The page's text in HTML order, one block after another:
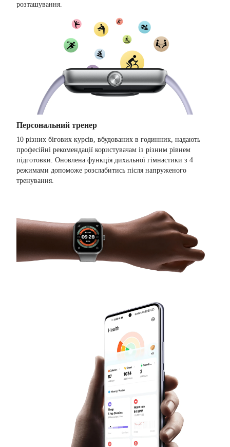
розташування.
Персональний тренер
10 різних бігових курсів, вбудованих в годинник, надають
професійні рекомендації користувачам із різним рівнем
підготовки. Оновлена ​​функція дихальної гімнастики з 4
режимами допоможе розслабитись після напруженого
тренування.